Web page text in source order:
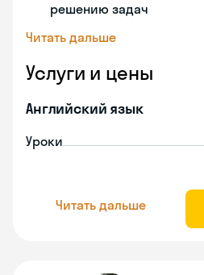
решению задач
Читать дальше
Услуги и цены
Английский язык
Уроки
Читать дальше